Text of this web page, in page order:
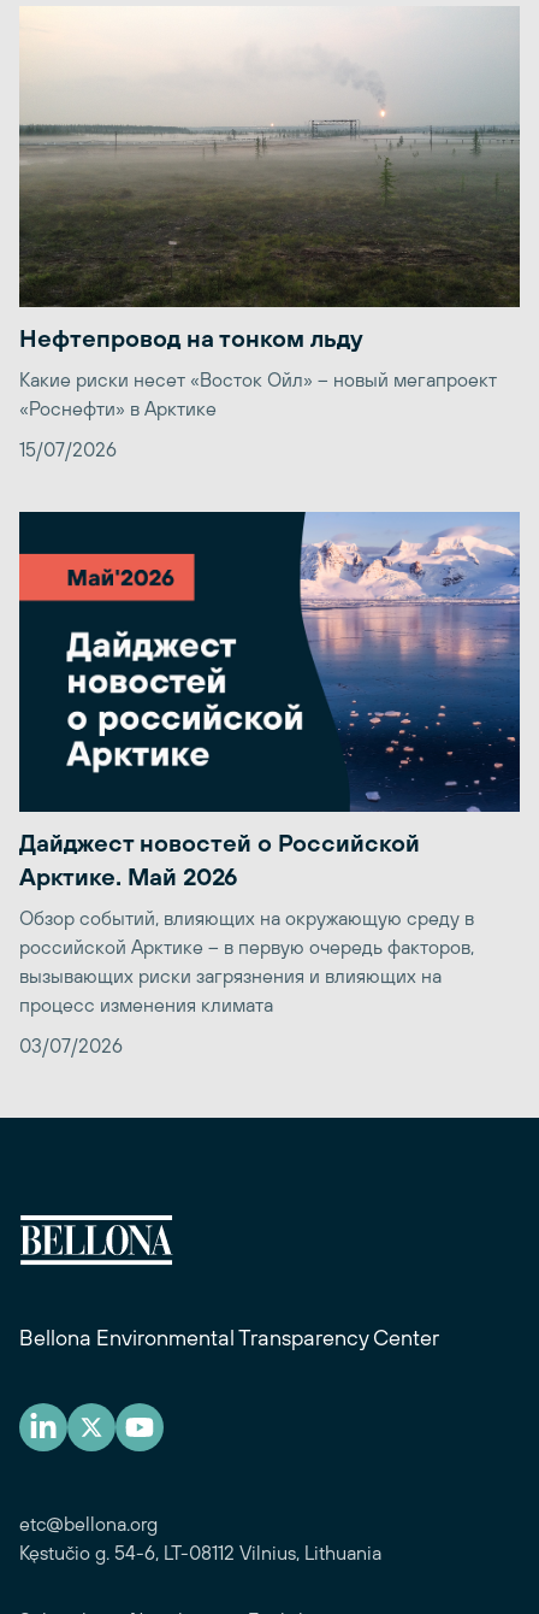
Нефтепровод на тонком льду
Какие риски несет «Восток Ойл» – новый мегапроект
«Роснефти» в Арктике
15/07/2026
Дайджест новостей о Российской
Арктике. Май 2026
Обзор событий, влияющих на окружающую среду в
российской Арктике – в первую очередь факторов,
вызывающих риски загрязнения и влияющих на
процесс изменения климата
03/07/2026
Bellona Environmental Transparency Center
etc@bellona.org
Kęstučio g. 54-6, LT-08112 Vilnius, Lithuania